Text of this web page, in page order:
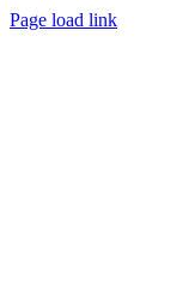
Page load link